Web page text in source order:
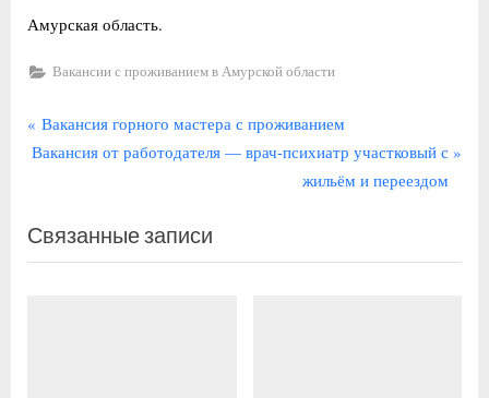
Амурская область.
Вакансии с проживанием в Амурской области
Навигация
по
П
р
ы
д
Вакансия горного мастера с проживанием
С
д
у
Вакансия от работодателя — врач-психиатр участковый с
жильём и переездом
Связанные записи